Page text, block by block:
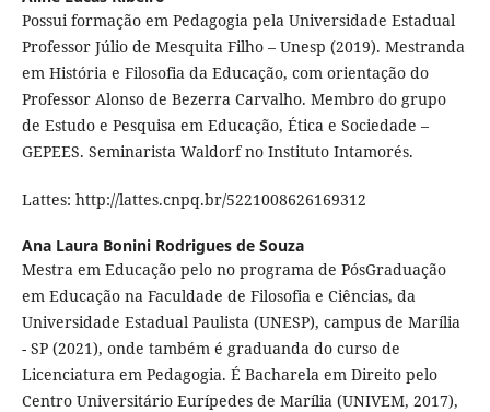
Possui formação em Pedagogia pela Universidade Estadual
Professor Júlio de Mesquita Filho – Unesp (2019). Mestranda
em História e Filosofia da Educação, com orientação do
Professor Alonso de Bezerra Carvalho. Membro do grupo
de Estudo e Pesquisa em Educação, Ética e Sociedade –
GEPEES. Seminarista Waldorf no Instituto Intamorés.
Lattes: http://lattes.cnpq.br/5221008626169312
Ana Laura Bonini Rodrigues de Souza
Mestra em Educação pelo no programa de PósGraduação
em Educação na Faculdade de Filosofia e Ciências, da
Universidade Estadual Paulista (UNESP), campus de Marília
- SP (2021), onde também é graduanda do curso de
Licenciatura em Pedagogia. É Bacharela em Direito pelo
Centro Universitário Eurípedes de Marília (UNIVEM, 2017),